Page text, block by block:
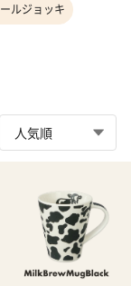
ルジョッキ